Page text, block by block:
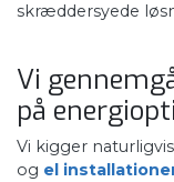
skræddersyede
​Vi
på
​Vi kigger
og el